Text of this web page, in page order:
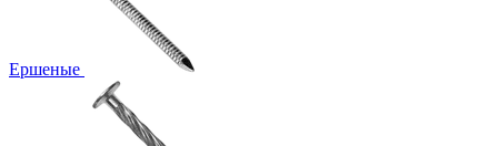
Ершеные